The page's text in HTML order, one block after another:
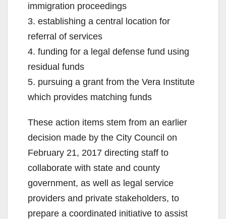
immigration proceedings
3. establishing a central location for
referral of services
4. funding for a legal defense fund using
residual funds
5. pursuing a grant from the Vera Institute
which provides matching funds
These action items stem from an earlier
decision made by the City Council on
February 21, 2017 directing staff to
collaborate with state and county
government, as well as legal service
providers and private stakeholders, to
prepare a coordinated initiative to assist